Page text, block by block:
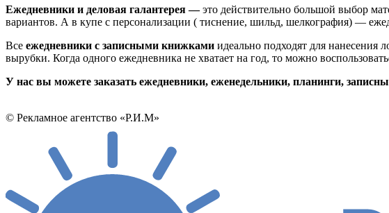
Ежедневники и деловая галантерея —это действительно большой выбор
вариантов. А в купе с персонализации ( тиснение, шильд, шелкография) —
Все ежедневники с записными книжками идеально подходят для
вырубки. Когда одного ежедневника не хватает на год, то можно
У нас вы можете заказать ежедневники, еженедельники, планинги,
© Рекламное агентство «Р.И.М»